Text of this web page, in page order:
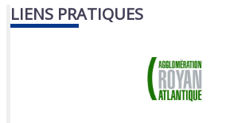
LIENS PRATIQUES